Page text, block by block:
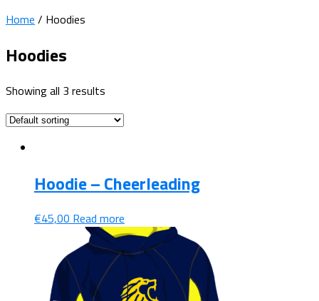
Home / Hoodies
Hoodies
Showing all 3 results
Hoodie – Cheerleading
€45,00 Read more